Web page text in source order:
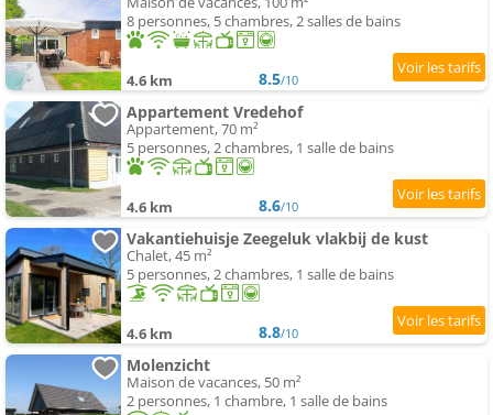
8 personnes, 5 chambres, 2 salles de bains
4.6 km 8.5/10
Appartement Vredehof
Appartement, 70 m²
5 personnes, 2 chambres, 1 salle de bains
4.6 km 8.6/10
Vakantiehuisje Zeegeluk vlakbij de kust
Chalet, 45 m²
5 personnes, 2 chambres, 1 salle de bains
4.6 km 8.8/10
Molenzicht
Maison de vacances, 50 m²
2 personnes, 1 chambre, 1 salle de bains